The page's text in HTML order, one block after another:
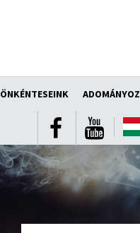
ÖNKÉNTESEINK